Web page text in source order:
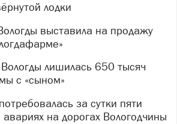
лодки
с «сыном»
на дорогах Вологодчины